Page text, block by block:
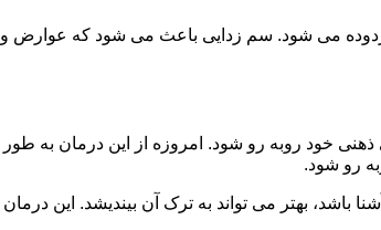
می شود. سم زدایی باعث می شود که عوارض
رو شود.
باشد، بهتر می تواند به ترک آن بیندیشد. این